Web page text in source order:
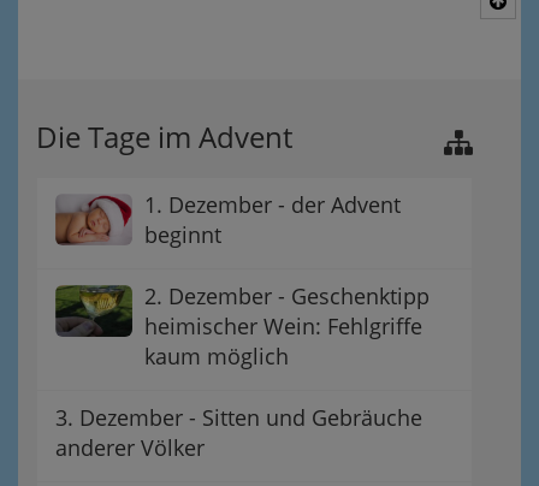
Die Tage im Advent
1. Dezember - der Advent
beginnt
2. Dezember - Geschenktipp
heimischer Wein: Fehlgriffe
kaum möglich
3. Dezember - Sitten und Gebräuche
anderer Völker